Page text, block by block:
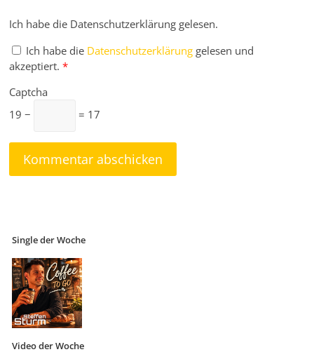
Ich habe die Datenschutzerklärung gelesen.
Ich habe die Datenschutzerklärung gelesen und
akzeptiert. *
Captcha
19 −
= 17
Single der Woche
Video der Woche